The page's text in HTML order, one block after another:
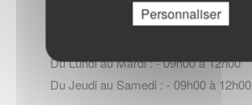
Du Lundi au Mardi : - 09h00 à 12h00
Du Jeudi au Samedi : - 09h00 à 12h00
Personnaliser